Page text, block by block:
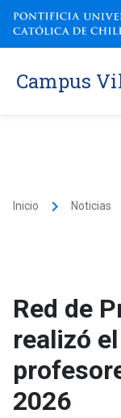
Campus
Inicio keyboard_arrow_right Noticias
Red de
realizó
2026